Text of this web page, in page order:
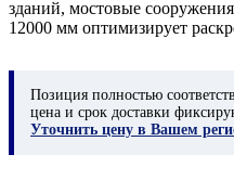
зданий, мостовые
12000 мм оптимизирует
Позиция полностью
цена и срок доставки
Уточнить цену в Вашем